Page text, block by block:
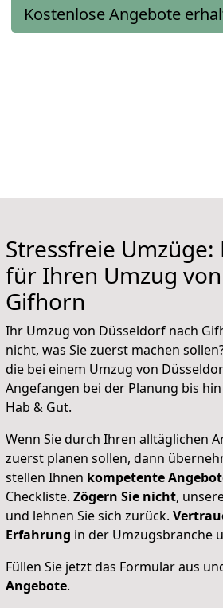
Kostenlose Angebote
Stressfreie
für Ihren Umzug
Gifhorn
Ihr Umzug von Düsseldorf nach
nicht, was Sie zuerst machen
die bei einem Umzug von
Angefangen bei der Planung bis
Hab & Gut.
Wenn Sie durch Ihren alltäglichen
zuerst planen sollen, dann
stellen Ihnen kompetente
Checkliste. Zögern Sie nicht,
und lehnen Sie sich zurück.
Erfahrung in der Umzugsbranche
Füllen Sie jetzt das Formular aus
Angebote.